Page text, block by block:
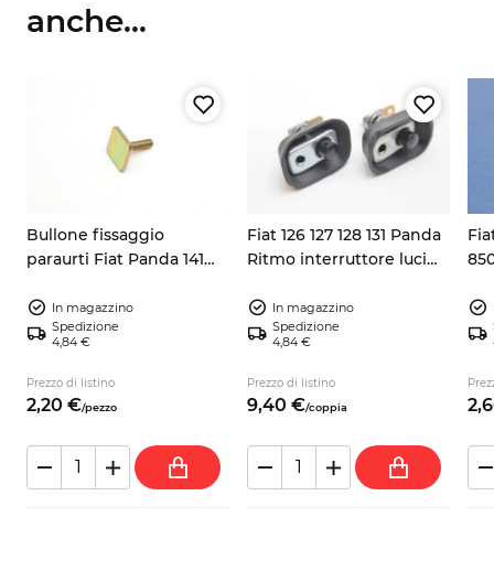
anche...
Bullone fissaggio
paraurti Fiat Panda 141
20x20mm
In magazzino
Spedizione
4,84 €
Prezzo di listino
2,20 €/pezzo
Fiat 126 127 128 131 Panda
Ritmo interruttore luci
In magazzino
Spedizione
4,84 €
Prezzo di listino
9,40 €/coppia 2,